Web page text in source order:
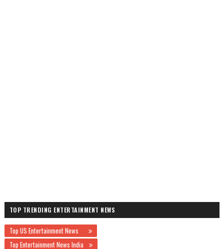
TOP TRENDING ENTERTAINMENT NEWS
Top US Entertainment News
Top Entertainment News India